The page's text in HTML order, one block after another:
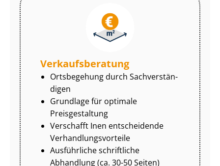
Ver­kaufs­be­ra­tung
Ortsbegehung durch Sach­ver­stän­
di­gen
Grundlage für optimale
Preisgestaltung
Verschafft Inen entscheidende
Ver­hand­lungs­vor­tei­le
Ausführliche schriftliche
Abhandlung (ca. 30-50 Seiten)